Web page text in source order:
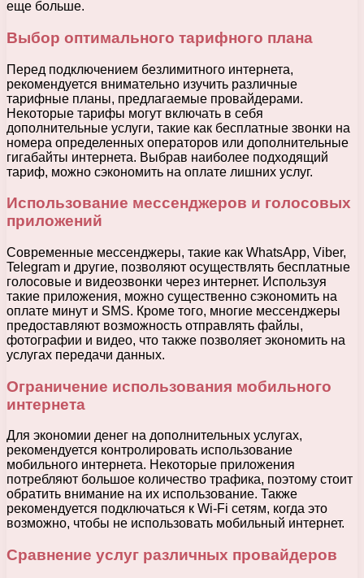
еще больше.
Выбор оптимального тарифного плана
Перед подключением безлимитного интернета,
рекомендуется внимательно изучить различные
тарифные планы, предлагаемые провайдерами.
Некоторые тарифы могут включать в себя
дополнительные услуги, такие как бесплатные звонки на
номера определенных операторов или дополнительные
гигабайты интернета. Выбрав наиболее подходящий
тариф, можно сэкономить на оплате лишних услуг.
Использование мессенджеров и голосовых
приложений
Современные мессенджеры, такие как WhatsApp, Viber,
Telegram и другие, позволяют осуществлять бесплатные
голосовые и видеозвонки через интернет. Используя
такие приложения, можно существенно сэкономить на
оплате минут и SMS. Кроме того, многие мессенджеры
предоставляют возможность отправлять файлы,
фотографии и видео, что также позволяет экономить на
услугах передачи данных.
Ограничение использования мобильного
интернета
Для экономии денег на дополнительных услугах,
рекомендуется контролировать использование
мобильного интернета. Некоторые приложения
потребляют большое количество трафика, поэтому стоит
обратить внимание на их использование. Также
рекомендуется подключаться к Wi-Fi сетям, когда это
возможно, чтобы не использовать мобильный интернет.
Сравнение услуг различных провайдеров